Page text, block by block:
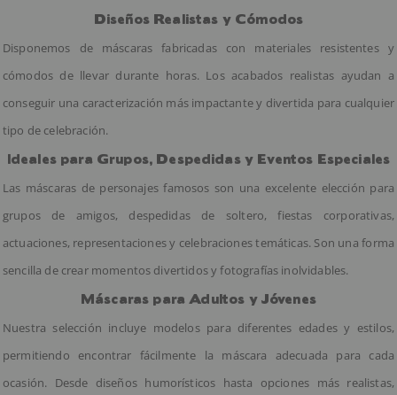
Diseños Realistas y Cómodos
Disponemos de máscaras fabricadas con materiales resistentes y
cómodos de llevar durante horas. Los acabados realistas ayudan a
conseguir una caracterización más impactante y divertida para cualquier
tipo de celebración.
Ideales para Grupos, Despedidas y Eventos Especiales
Las máscaras de personajes famosos son una excelente elección para
grupos de amigos, despedidas de soltero, fiestas corporativas,
actuaciones, representaciones y celebraciones temáticas. Son una forma
sencilla de crear momentos divertidos y fotografías inolvidables.
Máscaras para Adultos y Jóvenes
Nuestra selección incluye modelos para diferentes edades y estilos,
permitiendo encontrar fácilmente la máscara adecuada para cada
ocasión. Desde diseños humorísticos hasta opciones más realistas,